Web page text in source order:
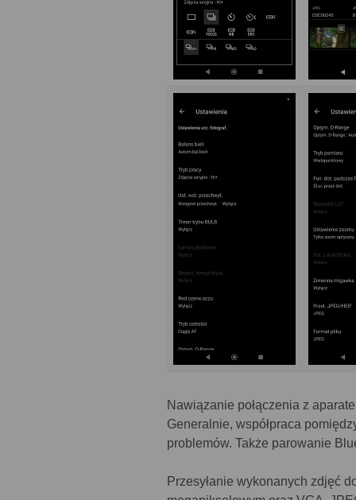
Nawiązanie połączenia z
Generalnie, współpraca
problemów. Także parowanie
Przesyłanie wykonanych zdjęć